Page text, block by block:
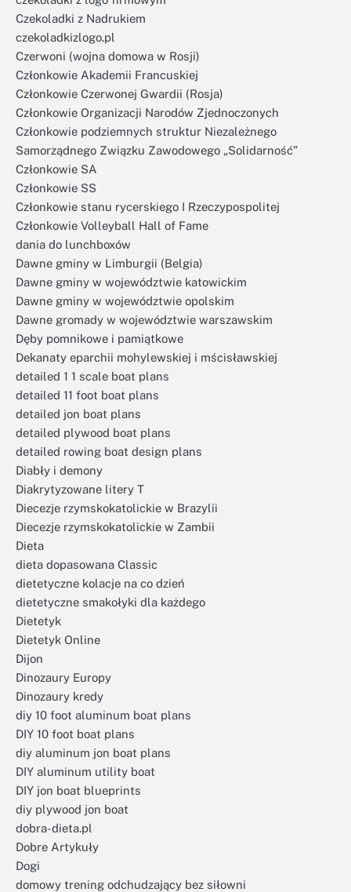
Czekoladki z Nadrukiem
czekoladkizlogo.pl
Czerwoni (wojna domowa w Rosji)
Członkowie Akademii Francuskiej
Członkowie Czerwonej Gwardii (Rosja)
Członkowie Organizacji Narodów Zjednoczonych
Członkowie podziemnych struktur Niezależnego
Samorządnego Związku Zawodowego „Solidarność”
Członkowie SA
Członkowie SS
Członkowie stanu rycerskiego I Rzeczypospolitej
Członkowie Volleyball Hall of Fame
dania do lunchboxów
Dawne gminy w Limburgii (Belgia)
Dawne gminy w województwie katowickim
Dawne gminy w województwie opolskim
Dawne gromady w województwie warszawskim
Dęby pomnikowe i pamiątkowe
Dekanaty eparchii mohylewskiej i mścisławskiej
detailed 1 1 scale boat plans
detailed 11 foot boat plans
detailed jon boat plans
detailed plywood boat plans
detailed rowing boat design plans
Diabły i demony
Diakrytyzowane litery T
Diecezje rzymskokatolickie w Brazylii
Diecezje rzymskokatolickie w Zambii
Dieta
dieta dopasowana Classic
dietetyczne kolacje na co dzień
dietetyczne smakołyki dla każdego
Dietetyk
Dietetyk Online
Dijon
Dinozaury Europy
Dinozaury kredy
diy 10 foot aluminum boat plans
DIY 10 foot boat plans
diy aluminum jon boat plans
DIY aluminum utility boat
DIY jon boat blueprints
diy plywood jon boat
dobra-dieta.pl
Dobre Artykuły
Dogi
domowy trening odchudzający bez siłowni